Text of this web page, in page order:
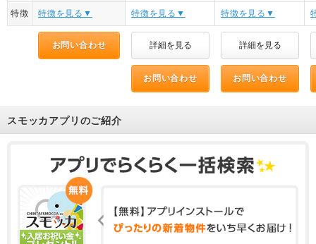
特徴 特徴を見る▼ 特徴を見る▼ 特徴を見る▼
お問い合わせ 詳細を見る 詳細を見る
お問い合わせ お問い合わせ
スモッカアプリのご紹介